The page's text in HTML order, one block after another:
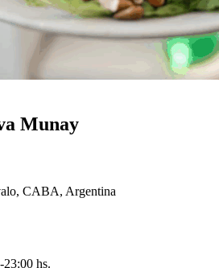
Munay
CABA, Argentina
23:00 hs.